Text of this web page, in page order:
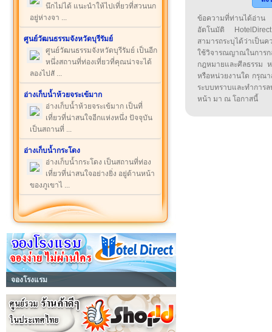
นึกไม่ได้ แนะนำให้ไปเที่ยวที่สวนนก
อยู่ห่างจา ...
ศูนย์วัฒนธรรมจังหวัดบุรีรัมย์
ศูนย์วัฒนธรรมจังหวัดบุรีรัมย์ เป็นอีก
หนึ่งสถานที่ท่องเที่ยวที่คุณน่าจะได้
ลองไปสั ...
อ่างเก็บน้ำห้วยจระเข้มาก
อ่างเก็บน้ำห้วยจระเข้มาก เป็นที่
เที่ยวที่น่าสนใจอีกแห่งหนึ่ง ปัจจุบัน
เป็นสถานที่ ...
อ่างเก็บน้ำกระโดง
อ่างเก็บน้ำกระโดง เป็นสถานที่ท่อง
เที่ยวที่น่าสนใจอย่างยิ่ง อยู่ด้านหน้า
ของภูเขาไ ...
จองโรงแรม
ข้อความที่ท่านได้อ่าน
อัตโนมัติ
สามารถระบุได้ว่าเป็น
ใช้วิจารณญาณในกา
กฎหมายและศีลธรรม
หรือหน่วยงานใด กรุณา
ระบบทราบและทำกา
หน้า มา ณ โอกาสนี้